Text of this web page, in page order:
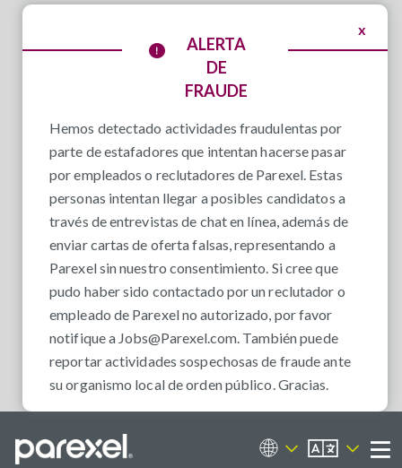
x
ALERTA
DE
FRAUDE
Hemos detectado actividades fraudulentas por
parte de estafadores que intentan hacerse pasar
por empleados o reclutadores de Parexel. Estas
personas intentan llegar a posibles candidatos a
través de entrevistas de chat en línea, además de
enviar cartas de oferta falsas, representando a
Parexel sin nuestro consentimiento. Si cree que
pudo haber sido contactado por un reclutador o
empleado de Parexel no autorizado, por favor
notifique a Jobs@Parexel.com. También puede
reportar actividades sospechosas de fraude ante
su organismo local de orden público. Gracias.
Portal de empleos
ES